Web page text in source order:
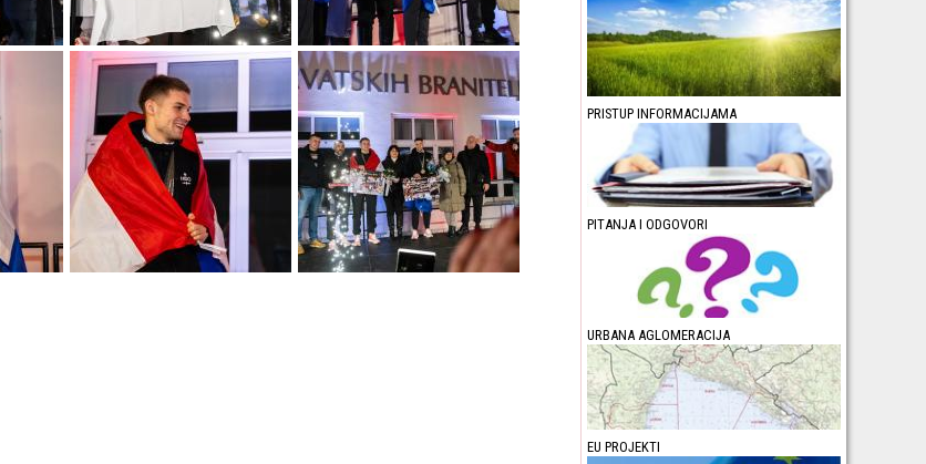
PRISTUP INFORMACIJAMA
PITANJA I ODGOVORI
URBANA AGLOMERACIJA
EU PROJEKTI